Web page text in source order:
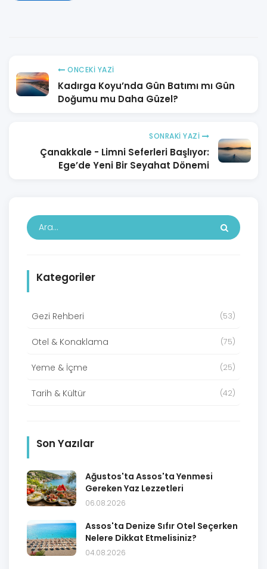
ONCEKI YAZI
Kadırga Koyu’nda Gün Batımı mı Gün
Doğumu mu Daha Güzel?
SONRAKI YAZI
Çanakkale - Limni Seferleri Başlıyor:
Ege’de Yeni Bir Seyahat Dönemi
Kategoriler
Gezi Rehberi (53)
Otel & Konaklama (75)
Yeme & İçme (25)
Tarih & Kültür (42)
Son Yazılar
Ağustos'ta Assos'ta Yenmesi
Gereken Yaz Lezzetleri
06.08.2026
Assos'ta Denize Sıfır Otel Seçerken
Nelere Dikkat Etmelisiniz?
04.08.2026